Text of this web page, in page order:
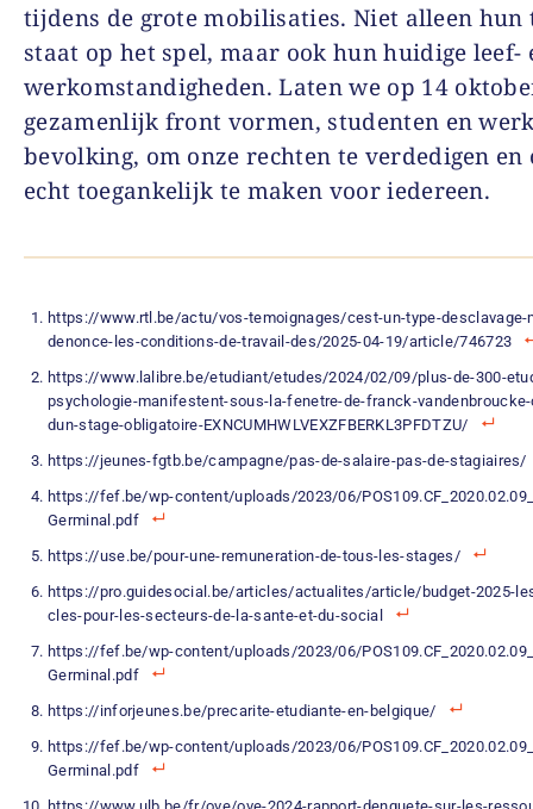
tijdens de grote mobilisaties. Niet alleen hun
staat op het spel, maar ook hun huidige leef-
werkomstandigheden. Laten we op 14
gezamenlijk front vormen, studenten en
bevolking, om onze rechten te verdedigen
echt toegankelijk te maken voor iedereen.
https://www.rtl.be/actu/vos-temoignages/cest-un-type-desclavage-
denonce-les-conditions-de-travail-des/2025-04-19/article/746723
https://www.lalibre.be/etudiant/etudes/2024/02/09/plus-de-300-
psychologie-manifestent-sous-la-fenetre-de-franck-
dun-stage-obligatoire-EXNCUMHWLVEXZFBERKL3PFDTZU/
https://jeunes-fgtb.be/campagne/pas-de-salaire-pas-de-stagiaires/
https://fef.be/wp-content/uploads/2023/06/
Germinal.pdf
https://use.be/pour-une-remuneration-de-tous-les-stages/
https://pro.guidesocial.be/articles/actualites/article/budget-2025-
cles-pour-les-secteurs-de-la-sante-et-du-social
https://fef.be/wp-content/uploads/2023/06/
Germinal.pdf
https://inforjeunes.be/precarite-etudiante-en-belgique/
https://fef.be/wp-content/uploads/2023/06/
Germinal.pdf